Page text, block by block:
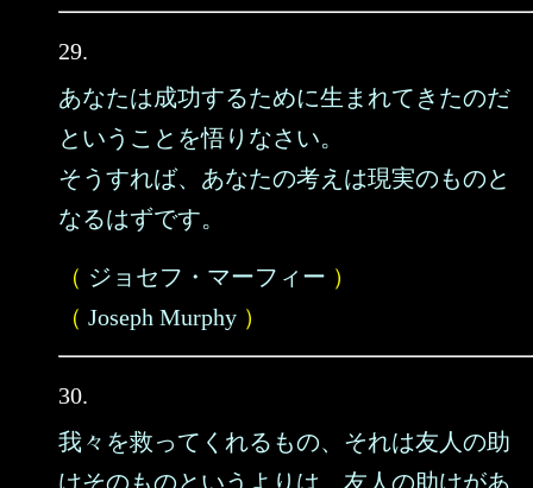
29.
あなたは成功するために生まれてきたのだ
ということを悟りなさい。
そうすれば、あなたの考えは現実のものと
なるはずです。
（ ジョセフ・マーフィー ）
（ Joseph Murphy ）
30.
我々を救ってくれるもの、それは友人の助
けそのものというよりは、友人の助けがあ